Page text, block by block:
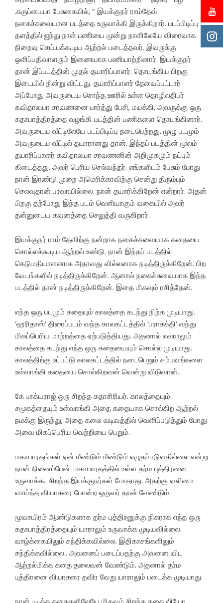
.கருப்பையா பேசுகையில், ” இயக்குநர் ராம்தேவ்
நகைச்சுவையான படத்தை உருவாக்கி இருக்கிறார். படப்பிடிப்பு
தளத்தில் ஐந்து நாள் பணியை மூன்று நாளிலேயே விரைவாக
நிறைவு செய்யக்கூடிய ஆற்றல் படைத்தவர். இவருக்கு
ஒளிப்பதிவாளரும் இணையாக பணியாற்றினார். இயக்குநர்
தான் இப்படத்தின் முதல் தயாரிப்பாளர். தொடங்கிய பிறகு
இடையில் நின்று விட்டது. தயாரிப்பாளர் தேவைப்பட்டார்
அப்போது அவருடைய சொந்த ஊரில் உள்ள தொழிலதிபர்
கவிதாலயா சரவணனை பார்த்து பேசி, மயக்கி, அவருக்கு ஒரு
கதாபாத்திரத்தை வழங்கி படத்தின் பணிகளை தொடங்கினார்.
அவருடைய வீட்டிலேயே படப்பிடிப்பு நடைபெற்றது. முழு படமும்
அவருடைய வீட்டில் தயாரானது தான். இந்தப் படத்தின் மூலம்
தயாரிப்பாளர் கவிதாலயா சரவணனின் அறிமுகமும் நட்பும்
கிடைத்தது. அவர் பெரிய செல்வந்தர். எங்களிடம் பேசும் போது
நான் இரண்டு முறை அமெரிக்காவிற்கு சென்று திரும்பும்
செலவுதான் பரவாயில்லை. நான் தயாரிக்கிறேன் என்றார். அதன்
பிறகு தற்போது இந்த படம் வெளியாகும் வகையில் அவர்
தன்னுடைய கவனத்தை செலுத்தி வருகிறார்.
இயக்குநர் ராம் தேவிற்கு நன்றாக நகைச்சுவையாக கதையை
சொல்லக்கூடிய ஆற்றல் உண்டு. நான் இந்தப் படத்தில்
கெடுமதியாளனாக அதாவது வில்லனாக நடித்திருக்கிறேன். பிற
வேடங்களில் நடித்திருக்கிறேன். ஆனால் நகைச்சுவையாக இந்த
படத்தில் தான் நடித்திருக்கிறேன். இதை மிகவும் ரசித்தேன்.
எந்த ஒரு படமும் கதையும் காலத்தை கடந்து நிற்க முடியாது.
‘ஹரிதாஸ்’ திரைப்படம் வந்த காலகட்டத்தில் ‘பராசக்தி’ வந்து
மிகப்பெரிய மாற்றத்தை ஏற்படுத்தியது. அதனால் எவராலும்
காலத்தை கடந்து எந்த ஒரு கதையையும் சொல்ல முடியாது.
காலத்திற்கு உட்பட்டு காலகட்டத்தில் நடைபெறும் சம்பவங்களை
உள்வாங்கி கதையை சொல்கிறவன் வென்று விடுவான்.
கே பாக்யராஜ் ஒரு சிறந்த கதாசிரியர். காலத்தையும்
சமூகத்தையும் உள்வாங்கி அதை கதையாக சொல்கிற ஆற்றல்
நமக்கு இருந்து, அதை கலை வடிவத்தில் வெளிப்படுத்தும் போது
அவை மிகப்பெரிய வெற்றியை பெறும்.
மகாபாரதங்கள் ஏன் மீண்டும் மீண்டும் எழுதப்படுவதில்லை என்று
நான் நினைப்பேன். மகாபாரதத்தில் உள்ள தர்ம புத்திரனை
உருவாக்க.. சிறந்த இயக்குநர்கள் போதாது. அதற்கு வலிமை
வாய்ந்த வியாசரை போன்ற ஒருவர் தான் வேண்டும்.
மூவாயிரம் ஆண்டுகளாக தர்ம புத்திரனுக்கு நிகராக எந்த ஒரு
கதாபாத்திரத்தையும் யாராலும் உருவாக்க முடியவில்லை.
வாழ்க்கையிலும் சந்திக்கவில்லை. இதிகாசங்களிலும்
சந்திக்கவில்லை.. அவனைப் படைப்பதற்கு அவனை விட
ஆற்றல்மிக்க கதை தலைவன் வேண்டும். அதனால் தர்ம
புத்திரனை வியாசரை தவிர வேறு யாராலும் படைக்க முடியாது.